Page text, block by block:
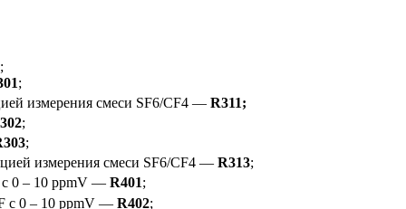
;
;
измерения смеси SF6/CF4 — R311;
;
;
измерения смеси SF6/CF4 — R313;
0 – 10 ppmV — R401;
с 0 – 10 ppmV — R402;